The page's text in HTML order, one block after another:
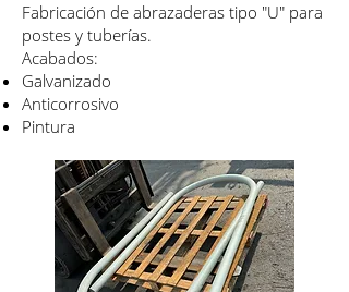
Fabricación de abrazaderas tipo "U" para
postes y tuberías.
Acabados:
Galvanizado
Anticorrosivo
Pintura